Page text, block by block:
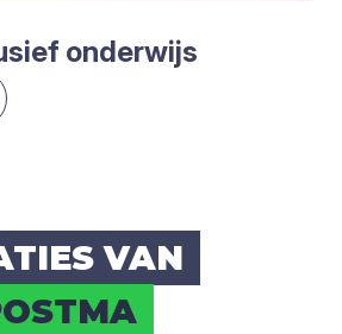
onder­wijs
VAN